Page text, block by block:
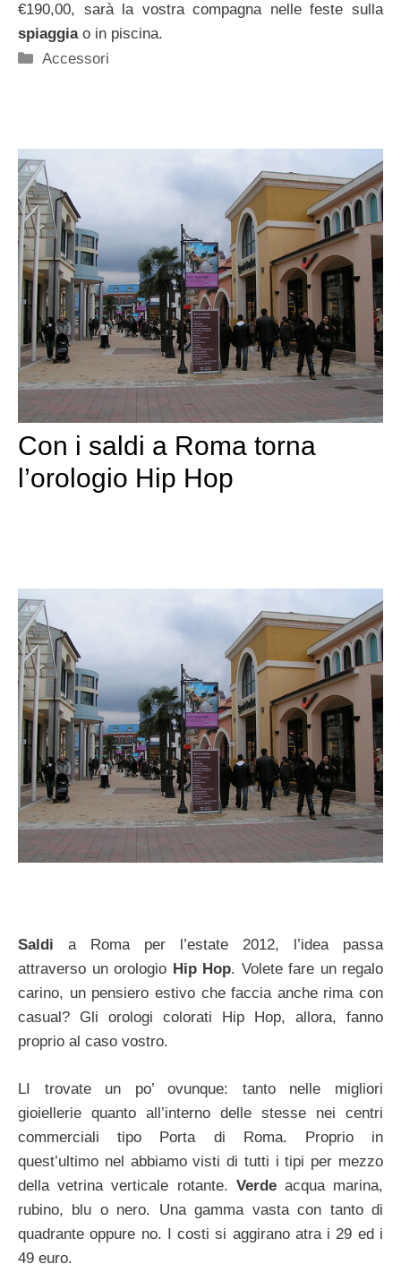
€190,00, sarà la vostra compagna nelle feste sulla
spiaggia o in piscina.
Categorie
Accessori
Con i saldi a Roma torna
l’orologio Hip Hop
Saldi a Roma per l’estate 2012, l’idea passa
attraverso un orologio Hip Hop. Volete fare un regalo
carino, un pensiero estivo che faccia anche rima con
casual? Gli orologi colorati Hip Hop, allora, fanno
proprio al caso vostro.
LI trovate un po’ ovunque: tanto nelle migliori
gioiellerie quanto all’interno delle stesse nei centri
commerciali tipo Porta di Roma. Proprio in
quest’ultimo nel abbiamo visti di tutti i tipi per mezzo
della vetrina verticale rotante. Verdeacqua marina,
rubino, blu o nero. Una gamma vasta con tanto di
quadrante oppure no. I costi si aggirano atra i 29 ed i
49 euro.